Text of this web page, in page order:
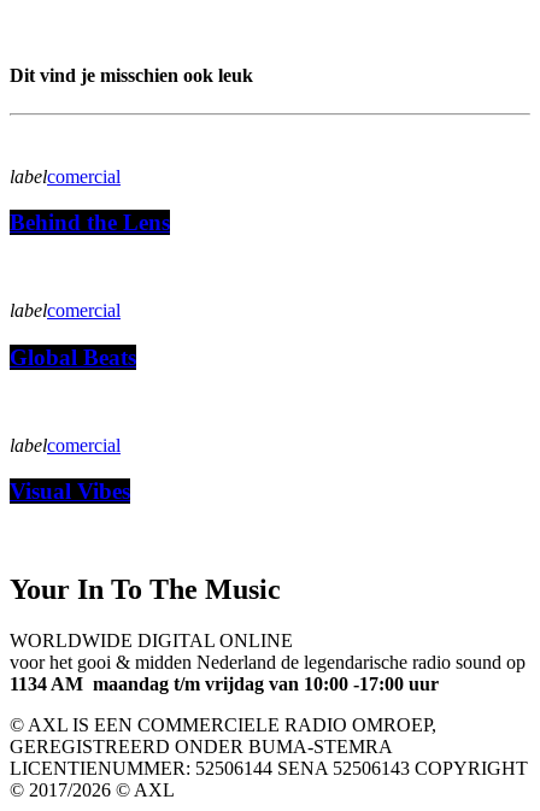
Dit vind je misschien ook leuk
labelcomercial
Behind the Lens
labelcomercial
Global Beats
labelcomercial
Visual Vibes
Your In To The Music
WORLDWIDE DIGITAL ONLINE
voor het gooi & midden Nederland de legendarische radio sound op
1134 AM maandag t/m vrijdag van 10:00 -17:00 uur
© AXL IS EEN COMMERCIELE RADIO OMROEP,
GEREGISTREERD ONDER BUMA-STEMRA
LICENTIENUMMER: 52506144 SENA 52506143 COPYRIGHT
© 2017/2026 © AXL